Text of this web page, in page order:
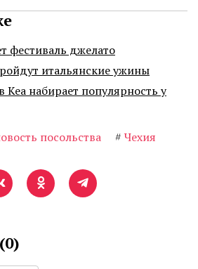
фестиваль джелато
итальянские ужины
Кеа набирает популярность у
посольства # Чехия
0)